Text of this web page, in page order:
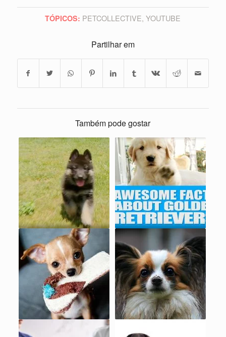
TÓPICOS: PETCOLLECTIVE,YOUTUBE
Partilhar em
Também pode gostar